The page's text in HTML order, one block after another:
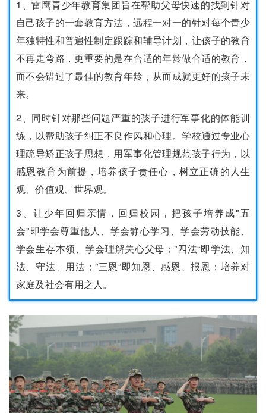
1、雷鹰青少年教育集团旨在帮助父母快速的找到针对
自己孩子的一套教育方法，远程一对一的针对每个青少
年独特性和普遍性制定跟踪和辅导计划，让孩子的教育
不再走弯路，更重要的是在合适的年龄做合适的教育，
而不会错过了最佳的教育年龄，从而成就更好的孩子未
来。
2、同时针对那些问题严重的孩子进行军事化的体能训
练，以帮助孩子纠正不良作风和心理。学校通过专业心
理疏导矫正孩子思想，用军事化管理规范孩子行为，以
感恩教育为前提，培养孩子责任心，树立正确的人生
观、价值观、世界观。
3、让少年回归亲情，回归校园，把孩子培养成"五
会"即学会尊重他人、学会静心学习、学会劳动技能、
学会生存本领、学会理解关心父母；”四法“即学法、知
法、守法、用法；”三恩“即知恩、感恩、报恩；培养对
家庭及社会有用之人。